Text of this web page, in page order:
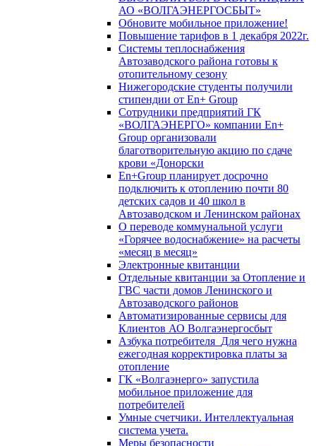
АО «ВОЛГАЭНЕРГОСБЫТ»
Обновите мобильное приложение!
Повышение тарифов в 1 декабря 2022г.
Системы теплоснабжения
Автозаводского района готовы к
отопительному сезону
Нижегородские студенты получили
стипендии от En+ Group
Сотрудники предприятий ГК
«ВОЛГАЭНЕРГО» компании En+
Group организовали
благотворительную акцию по сдаче
крови «Донорски
En+Group планирует досрочно
подключить к отоплению почти 80
детских садов и 40 школ в
Автозаводском и Ленинском районах
О переводе коммунальной услуги
«Горячее водоснабжение» на расчеты
«месяц в месяц»
Электронные квитанции
Отдельные квитанции за Отопление и
ГВС части домов Ленинского и
Автозаводского районов
Автоматизированные сервисы для
Клиентов АО Волгаэнергосбыт
Азбука потребителя_Для чего нужна
ежегодная корректировка платы за
отопление
ГК «Волгаэнерго» запустила
мобильное приложение для
потребителей
Умные счетчики. Интеллектуальная
система учета.
Меры безопасности